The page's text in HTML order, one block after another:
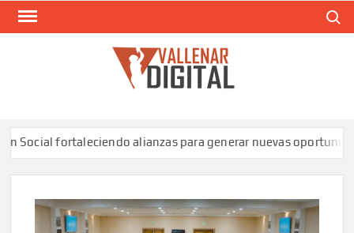
Saltar
fortaleciendo alianzas para generar nuevas oportunidades